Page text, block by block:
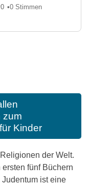
0 mir nicht
•0 Stimmen
zum
Kinder
der Welt.
fünf Büchern
ist eine